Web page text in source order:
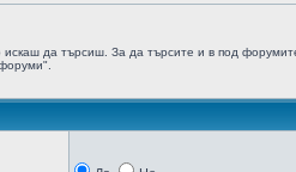
да търсиш. За да търсите и в под